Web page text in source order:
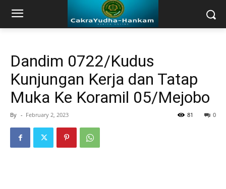
Dandim 0722/Kudus
Kunjungan Kerja dan Tatap
Muka Ke Koramil 05/Mejobo
By - February 2, 2023 0
81